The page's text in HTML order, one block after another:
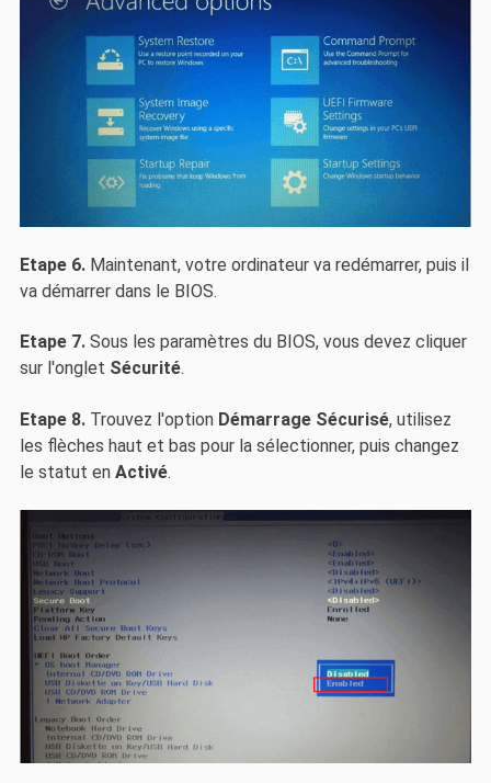
Etape 6.Maintenant, votre ordinateur va redémarrer, puis il
va démarrer dans le BIOS.
Etape 7.Sous les paramètres du BIOS, vous devez cliquer
sur l'onglet Sécurité.
Etape 8.Trouvez l'option Démarrage Sécurisé, utilisez
les flèches haut et bas pour la sélectionner, puis changez
le statut en Activé.